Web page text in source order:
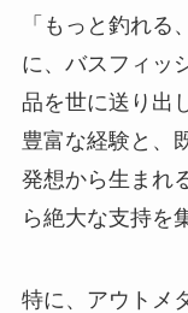
「もっと釣れる
に、バスフィッ
品を世に送り出
豊富な経験と、
発想から生まれ
ら絶大な支持を
特に、アウトメ